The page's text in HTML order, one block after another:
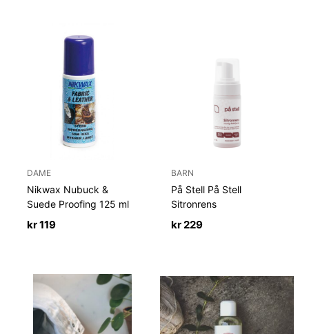
DAME
Nikwax Nubuck &
Suede Proofing 125 ml
kr119
BARN
På Stell På Stell
Sitronrens
kr229